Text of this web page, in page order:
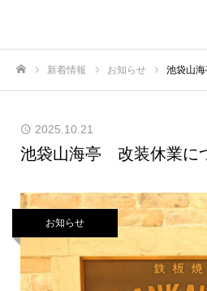
新着情報 お知らせ 池袋山
2025.10.21
池袋山海亭 改装休業に
お知らせ